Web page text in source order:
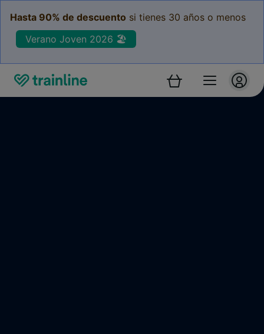
Hasta 90% de descuento si tienes 30 años o menos
Verano Joven 2026 🏖️